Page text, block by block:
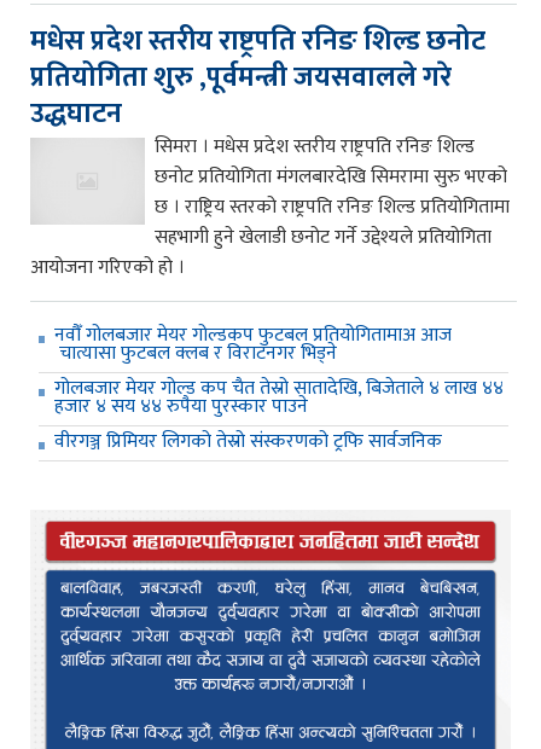
मधेस प्रदेश स्तरीय राष्ट्रपति रनिङ शिल्ड छनोट
प्रतियोगिता शुरु ,पूर्वमन्त्री जयसवालले गरे
उद्धघाटन
सिमरा । मधेस प्रदेश स्तरीय राष्ट्रपति रनिङ शिल्ड
छनोट प्रतियोगिता मंगलबारदेखि सिमरामा सुरु भएको
छ । राष्ट्रिय स्तरको राष्ट्रपति रनिङ शिल्ड प्रतियोगितामा
सहभागी हुने खेलाडी छनोट गर्ने उद्देश्यले प्रतियोगिता
आयोजना गरिएको हो ।
नवौँ गोलबजार मेयर गोल्डकप फुटबल प्रतियोगितामाअ आज
चात्यासा फुटबल क्लब र विराटनगर भिड्ने
गोलबजार मेयर गोल्ड कप चैत तेस्रो सातादेखि, बिजेताले ४ लाख ४४
हजार ४ सय ४४ रुपैया पुरस्कार पाउने
वीरगञ्ज प्रिमियर लिगको तेस्रो संस्करणको ट्रफि सार्वजनिक